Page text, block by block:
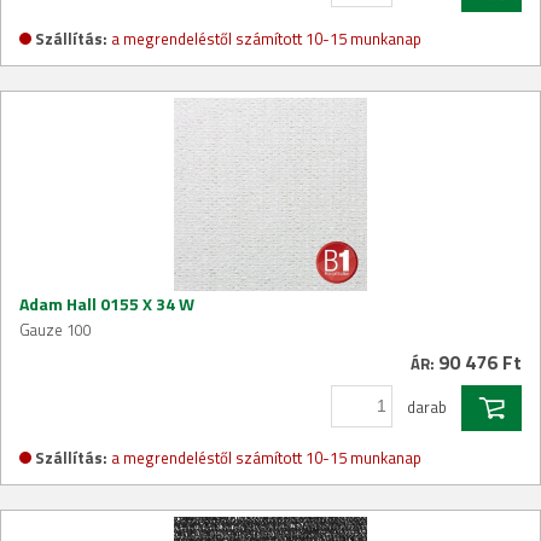
Szállítás: a megrendeléstől számított 10-15 munkanap
Adam Hall 0155 X 34 W
Gauze 100
ÁR: 90 476 Ft
darab
Szállítás: a megrendeléstől számított 10-15 munkanap